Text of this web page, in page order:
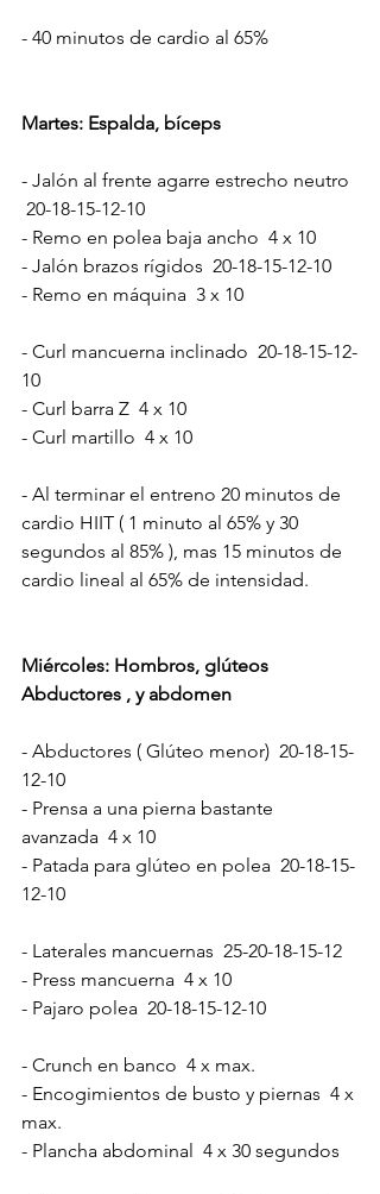
- 40 minutos de cardio al 65%
Martes: Espalda, bíceps
- Jalón al frente agarre estrecho neutro
20-18-15-12-10
- Remo en polea baja ancho  4 x 10
- Jalón brazos rígidos  20-18-15-12-10
- Remo en máquina  3 x 10
- Curl mancuerna inclinado  20-18-15-12-
10
- Curl barra Z  4 x 10
- Curl martillo  4 x 10
- Al terminar el entreno 20 minutos de
cardio HIIT ( 1 minuto al 65% y 30
segundos al 85% ), mas 15 minutos de
cardio lineal al 65% de intensidad.
Miércoles: Hombros, glúteos
Abductores , y abdomen
- Abductores ( Glúteo menor)  20-18-15-
12-10
- Prensa a una pierna bastante
avanzada  4 x 10
- Patada para glúteo en polea  20-18-15-
12-10
- Laterales mancuernas  25-20-18-15-12
- Press mancuerna  4 x 10
- Pajaro polea  20-18-15-12-10
- Crunch en banco  4 x max.
- Encogimientos de busto y piernas  4 x
max.
- Plancha abdominal  4 x 30 segundos